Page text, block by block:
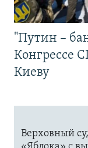
"Путин –
Конгрессе
Киеву